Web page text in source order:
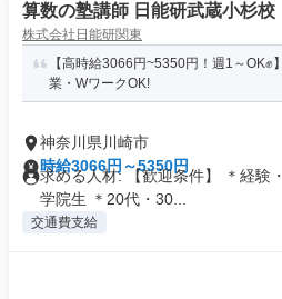
算数の塾講師 日能研武蔵小杉校
株式会社日能研関東
【高時給3066円~5350円！週1～OK✊
業・WワークOK!
神奈川県川崎市
時給3066円～5350円
求める人材: 【歓迎条件】 ＊経験
学院生 ＊20代・30...
交通費支給